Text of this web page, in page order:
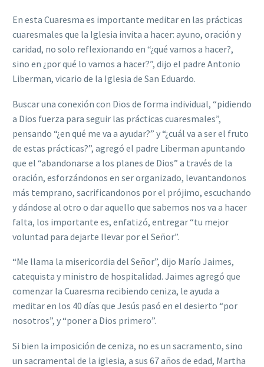
En esta Cuaresma es importante meditar en las prácticas
cuaresmales que la Iglesia invita a hacer: ayuno, oración y
caridad, no solo reflexionando en “¿qué vamos a hacer?,
sino en ¿por qué lo vamos a hacer?”, dijo el padre Antonio
Liberman, vicario de la Iglesia de San Eduardo.
Buscar una conexión con Dios de forma individual, “pidiendo
a Dios fuerza para seguir las prácticas cuaresmales”,
pensando “¿en qué me va a ayudar?” y “¿cuál va a ser el fruto
de estas prácticas?”, agregó el padre Liberman apuntando
que el “abandonarse a los planes de Dios” a través de la
oración, esforzándonos en ser organizado, levantandonos
más temprano, sacrificandonos por el prójimo, escuchando
y dándose al otro o dar aquello que sabemos nos va a hacer
falta, los importante es, enfatizó, entregar “tu mejor
voluntad para dejarte llevar por el Señor”.
“Me llama la misericordia del Señor”, dijo Marío Jaimes,
catequista y ministro de hospitalidad. Jaimes agregó que
comenzar la Cuaresma recibiendo ceniza, le ayuda a
meditar en los 40 días que Jesús pasó en el desierto “por
nosotros”, y “poner a Dios primero”.
Si bien la imposición de ceniza, no es un sacramento, sino
un sacramental de la iglesia, a sus 67 años de edad, Martha